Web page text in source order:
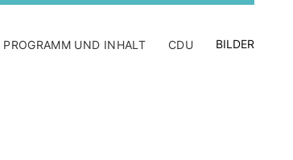
PROGRAMM UND INHALT CDU BILDER